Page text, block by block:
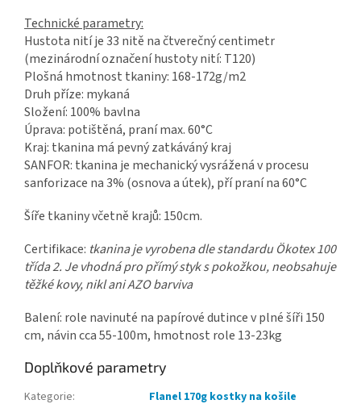
Technické parametry:
Hustota nití je 33 nitě na čtverečný centimetr
(mezinárodní označení hustoty nití: T120)
Plošná hmotnost tkaniny: 168-172g/m2
Druh příze: mykaná
Složení: 100% bavlna
Úprava: potištěná, praní max. 60°C
Kraj: tkanina má pevný zatkáváný kraj
SANFOR: tkanina je mechanický vysrážená v procesu
sanforizace na 3% (osnova a útek), pří praní na 60°C
Šíře tkaniny včetně krajů: 150cm.
Certifikace: tkanina je vyrobena dle standardu Ökotex 100
třída 2. Je vhodná pro přímý styk s pokožkou, neobsahuje
těžké kovy, nikl ani AZO barviva
Balení: role navinuté na papírové dutince v plné šíři 150
cm, návin cca 55-100m, hmotnost role 13-23kg
Doplňkové parametry
Kategorie:
Flanel 170g kostky na košile